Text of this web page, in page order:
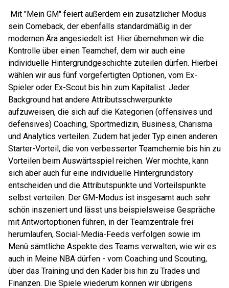
Mit "Mein GM" feiert außerdem ein zusätzlicher Modus
sein Comeback, der ebenfalls standardmäßig in der
modernen Ära angesiedelt ist. Hier übernehmen wir die
Kontrolle über einen Teamchef, dem wir auch eine
individuelle Hintergrundgeschichte zuteilen dürfen. Hierbei
wählen wir aus fünf vorgefertigten Optionen, vom Ex-
Spieler oder Ex-Scout bis hin zum Kapitalist. Jeder
Background hat andere Attributsschwerpunkte
aufzuweisen, die sich auf die Kategorien (offensives und
defensives) Coaching, Sportmedizin, Business, Charisma
und Analytics verteilen. Zudem hat jeder Typ einen anderen
Starter-Vorteil, die von verbesserter Teamchemie bis hin zu
Vorteilen beim Auswärtsspiel reichen. Wer möchte, kann
sich aber auch für eine individuelle Hintergrundstory
entscheiden und die Attributspunkte und Vorteilspunkte
selbst verteilen. Der GM-Modus ist insgesamt auch sehr
schön inszeniert und lässt uns beispielsweise Gespräche
mit Antwortoptionen führen, in der Teamzentrale frei
herumlaufen, Social-Media-Feeds verfolgen sowie im
Menü sämtliche Aspekte des Teams verwalten, wie wir es
auch in Meine NBA dürfen - vom Coaching und Scouting,
über das Training und den Kader bis hin zu Trades und
Finanzen. Die Spiele wiederum können wir übrigens